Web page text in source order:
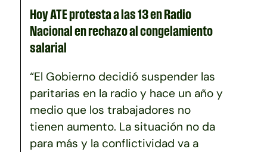
Hoy ATE protesta a las 13 en Radio
Nacional en rechazo al congelamiento
salarial
“El Gobierno decidió suspender las
paritarias en la radio y hace un año y
medio que los trabajadores no
tienen aumento. La situación no da
para más y la conflictividad va a